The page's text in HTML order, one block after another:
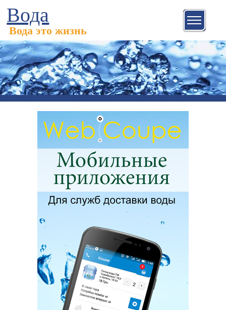
Вода
Вода это жизнь